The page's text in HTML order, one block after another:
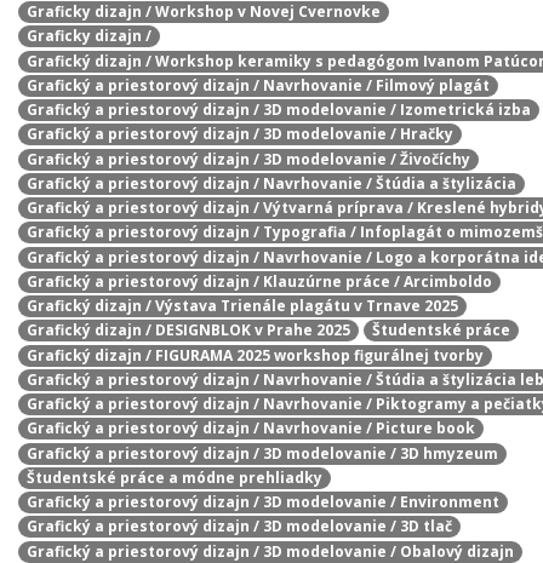
Graficky dizajn / Workshop v Novej Cvernovke
Graficky dizajn /
Grafický dizajn / Workshop keramiky s pedagógom Ivanom
Grafický a priestorový dizajn / Navrhovanie / Filmový plagát
Grafický a priestorový dizajn / 3D modelovanie / Izometrická izba
Grafický a priestorový dizajn / 3D modelovanie / Hračky
Grafický a priestorový dizajn / 3D modelovanie / Živočíchy
Grafický a priestorový dizajn / Navrhovanie / Štúdia a štylizácia
Grafický a priestorový dizajn / Výtvarná príprava / Kreslené
Grafický a priestorový dizajn / Typografia / Infoplagát o
Grafický a priestorový dizajn / Navrhovanie / Logo a korporátna
Grafický a priestorový dizajn / Klauzúrne práce / Arcimboldo
Grafický dizajn / Výstava Trienále plagátu v Trnave 2025
Grafický dizajn / DESIGNBLOK v Prahe 2025
Študentské práce
Grafický dizajn / FIGURAMA 2025 workshop figurálnej tvorby
Grafický a priestorový dizajn / Navrhovanie / Štúdia a štylizácia
Grafický a priestorový dizajn / Navrhovanie / Piktogramy a
Grafický a priestorový dizajn / Navrhovanie / Picture book
Grafický a priestorový dizajn / 3D modelovanie / 3D hmyzeum
Študentské práce a módne prehliadky
Grafický a priestorový dizajn / 3D modelovanie / Environment
Grafický a priestorový dizajn / 3D modelovanie / 3D tlač
Grafický a priestorový dizajn / 3D modelovanie / Obalový dizajn